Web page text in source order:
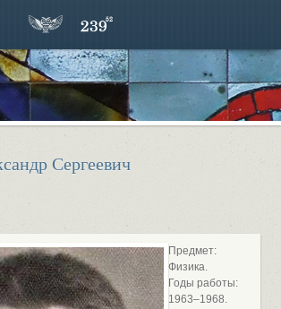
Сергеевич
Предмет:
Физика.
Годы работы:
1963–1968.